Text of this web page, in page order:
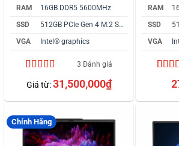
RAM
16GB DDR5 5600MHz
SSD
512GB PCIe Gen 4 M.2 SSD
VGA
Intel® graphics
trên 5
dựa trên
3 Đánh giá
Giá từ:31,500,000₫
RAM
SSD
VGA
4.67
dựa
Chính Hãng